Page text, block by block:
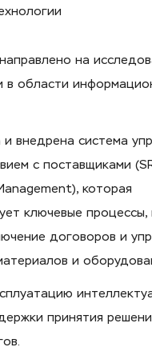
на
в области
и внедрена система
с поставщиками
которая
ключевые процессы,
договоров и
и
принятия